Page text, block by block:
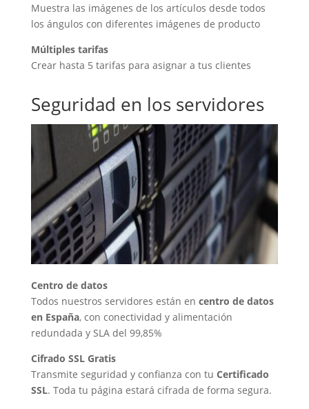
Muestra las imágenes de los artículos desde todos
los ángulos con diferentes imágenes de producto
Múltiples tarifas
Crear hasta 5 tarifas para asignar a tus clientes
Seguridad en los servidores
Centro de datos
Todos nuestros servidores están en centro de datos
en España, con conectividad y alimentación
redundada y SLA del 99,85%
Cifrado SSL Gratis
Transmite seguridad y confianza con tu Certificado
SSL. Toda tu página estará cifrada de forma segura.